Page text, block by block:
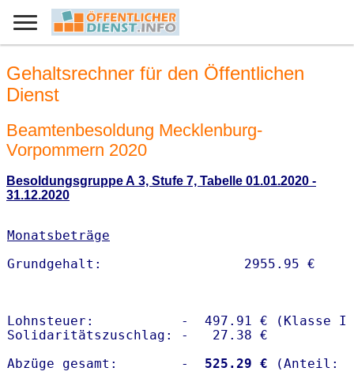
Gehaltsrechner für den Öffentlichen
Dienst
Beamtenbesoldung Mecklenburg-
Vorpommern 2020
Besoldungsgruppe A 3, Stufe 7, Tabelle 01.01.2020 -
31.12.2020
Monatsbeträge
Lohnsteuer:           -  497.91 € (Klasse I)
Solidaritätszuschlag: -   27.38 €
Abzüge gesamt:        -
  525.29 €